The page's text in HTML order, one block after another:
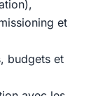
et
budgets et